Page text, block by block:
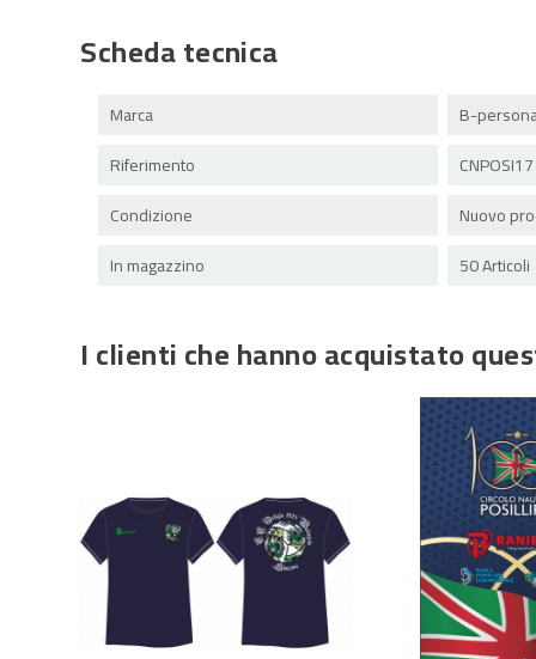
Scheda tecnica
Marca
B-
Riferimento
CNPOSI17
Condizione
Nuovo
In magazzino
50 Articoli
I clienti che hanno acquistato